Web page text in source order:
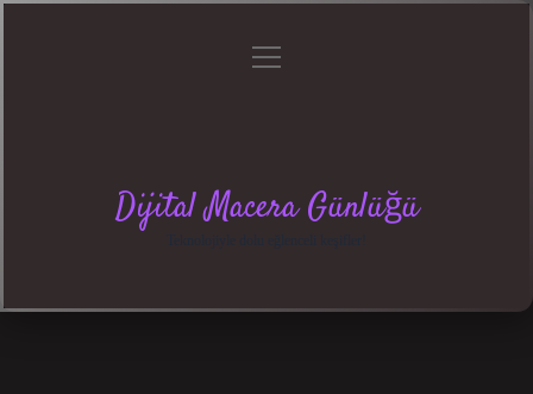
menüyü
Dijital Macera Günlüğü